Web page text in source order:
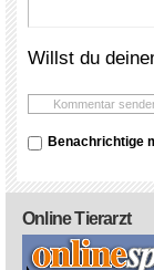
Willst du
Benachrichtige
Online Tierarzt